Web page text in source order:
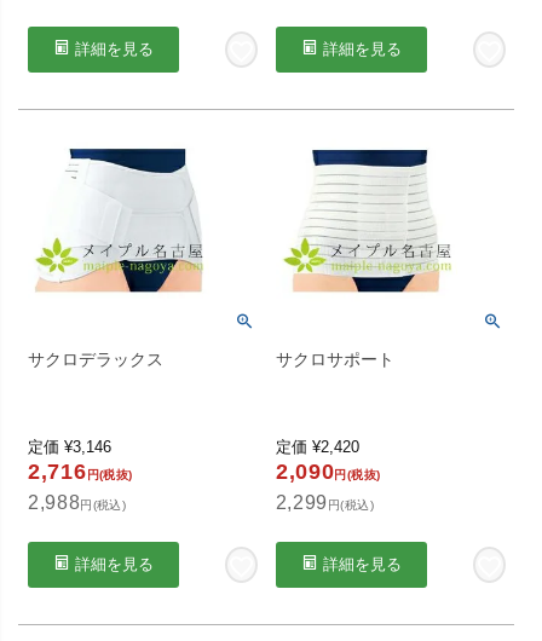
詳細を見る 詳細を見る
サクロデラックス
定価 ¥3,146
2,716 円(税抜)
2,988円(税込)
詳細を見る
サクロサポート
定価 ¥2,420
2,090円(税抜)
2,299 円(税込)
詳細を見る